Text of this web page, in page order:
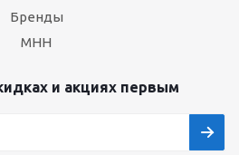
Бренды
МНН
и акциях первым